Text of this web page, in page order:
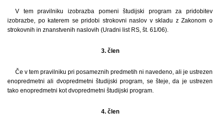
V tem pravilniku izobrazba pomeni študijski program za pridobitev
izobrazbe, po katerem se pridobi strokovni naslov v skladu z Zakonom o
strokovnih in znanstvenih naslovih (Uradni list RS, št. 61/06).
3. člen
Če v tem pravilniku pri posameznih predmetih ni navedeno, ali je ustrezen
enopredmetni ali dvopredmetni študijski program, se šteje, da je ustrezen
tako enopredmetni kot dvopredmetni študijski program.
4. člen